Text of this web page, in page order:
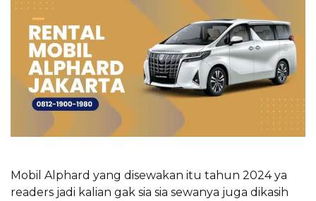
Mobil Alphard yang disewakan itu tahun 2024 ya
readers jadi kalian gak sia sia sewanya juga dikasih